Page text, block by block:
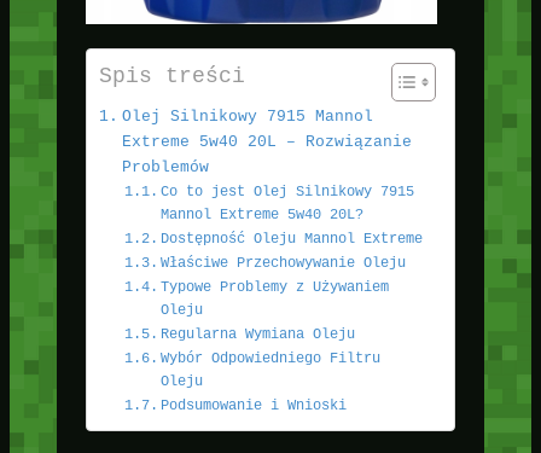
Spis treści
Olej Silnikowy 7915 Mannol
Extreme 5w40 20L – Rozwiązanie
Problemów
Co to jest Olej Silnikowy 7915
Mannol Extreme 5w40 20L?
Dostępność Oleju Mannol Extreme
Właściwe Przechowywanie Oleju
Typowe Problemy z Używaniem
Oleju
Regularna Wymiana Oleju
Wybór Odpowiedniego Filtru
Oleju
Podsumowanie i Wnioski